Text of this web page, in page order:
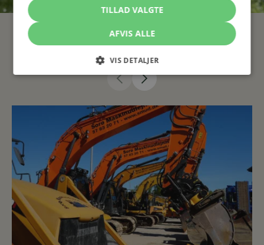
Mere om samme emne
TILLAD VALGTE
AFVIS ALLE
VIS DETALJER